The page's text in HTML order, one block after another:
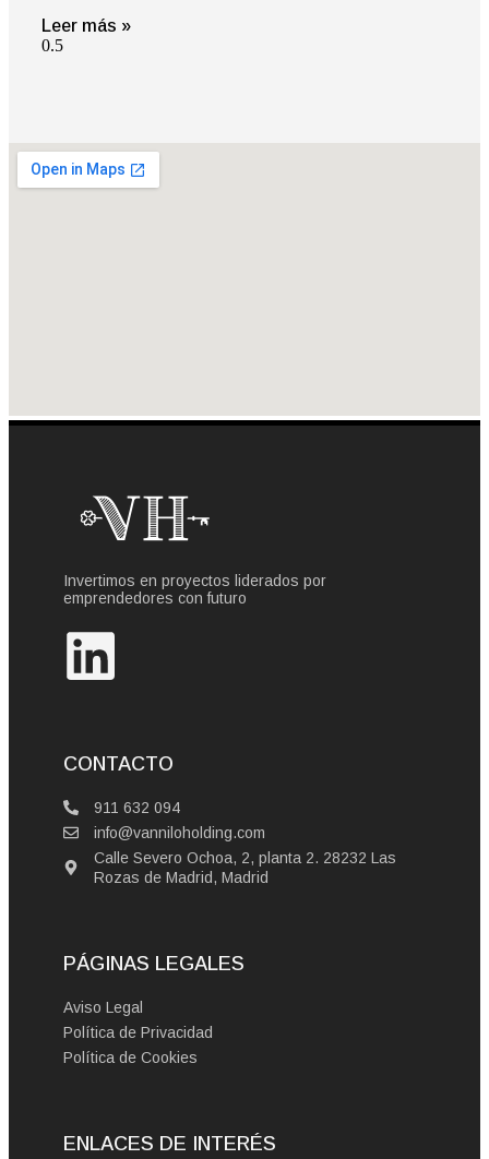
Leer más »
Invertimos en proyectos liderados por
emprendedores con futuro
CONTACTO
911 632 094
info@vanniloholding.com
Calle Severo Ochoa, 2, planta 2. 28232 Las
Rozas de Madrid, Madrid
PÁGINAS LEGALES
Aviso Legal
Política de Privacidad
Política de Cookies
ENLACES DE INTERÉS